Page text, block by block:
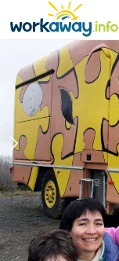
CONTENT
MAIN NAVIGATION